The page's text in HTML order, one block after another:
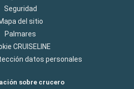
Seguridad
del sitio
Palmares
CRUISELINE
datos personales
sobre crucero